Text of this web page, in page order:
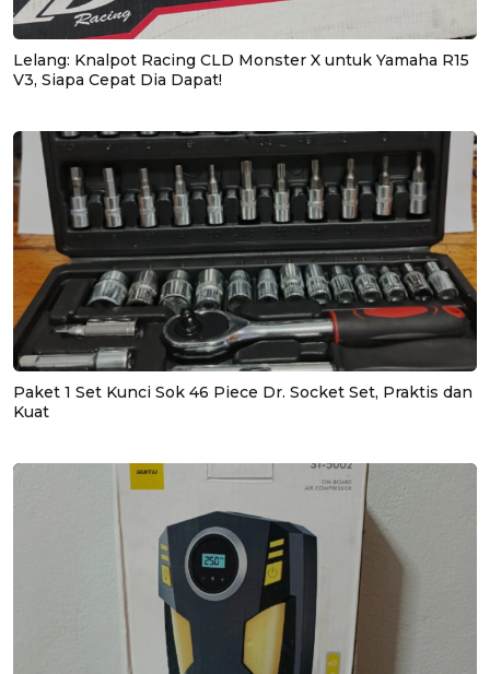
Lelang: Knalpot Racing CLD Monster X untuk Yamaha R15
V3, Siapa Cepat Dia Dapat!
Paket 1 Set Kunci Sok 46 Piece Dr. Socket Set, Praktis dan
Kuat